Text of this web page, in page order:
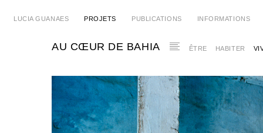
LUCIA GUANAES PROJETS PUBLICATIONS INFORMATIONS
AU CŒUR DE BAHIA ÊTRE HABITER